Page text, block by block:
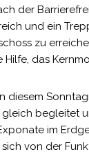
der
und ein
zu
Hilfe, das
diesem
gleich begleitet
im
von der